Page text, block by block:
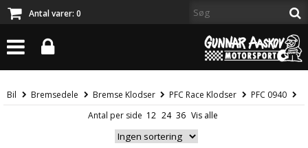
Antal varer: 0
Bil Bremsedele Bremse Klodser PFC Race Klodser
PFC 0940
Antal per side